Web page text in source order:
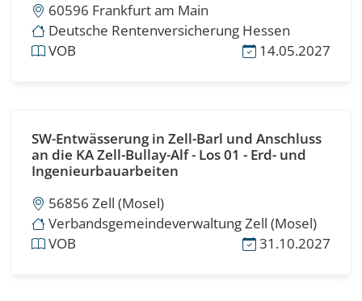
60596 Frankfurt am Main
Deutsche Rentenversicherung Hessen
VOB
14.05.2027
SW-Entwässerung in Zell-Barl und Anschluss
an die KA Zell-Bullay-Alf - Los 01 - Erd- und
Ingenieurbauarbeiten
56856 Zell (Mosel)
Verbandsgemeindeverwaltung Zell (Mosel)
VOB
31.10.2027